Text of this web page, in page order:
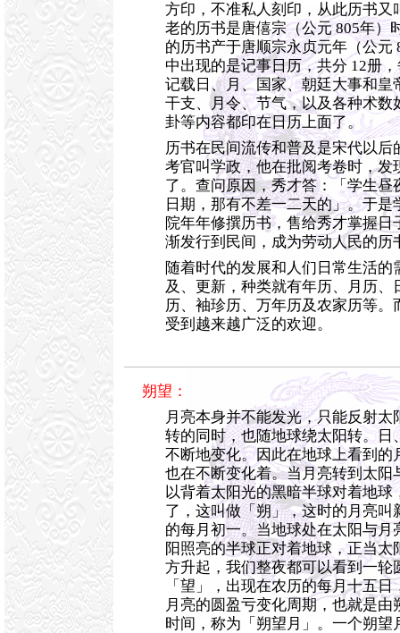
方印，不准私人刻印，从此历书又
老的历书是唐僖宗（公元 805年）
的历书产于唐顺宗永贞元年（公元
中出现的是记事日历，共分 12册
记载日、月、国家、朝廷大事和皇
干支、月令、节气，以及各种术数
卦等内容都印在日历上面了。
历书在民间流传和普及是宋代以后
考官叫学政，他在批阅考卷时，发
了。查问原因，秀才答：「学生昼
日期，那有不差一二天的」。于
院年年修撰历书，售给秀才掌握日
渐发行到民间，成为劳动人民的历
随着时代的发展和人们日常生活的
及、更新，种类就有年历、月历、
历、袖珍历、万年历及农家历等。
受到越来越广泛的欢迎。
朔望：
月亮本身并不能发光，只能反射
转的同时，也随地球绕太阳转。日
不断地变化。因此在地球上看到的
也在不断变化着。当月亮转到太阳
以背着太阳光的黑暗半球对着地球
了，这叫做「朔」，这时的月亮叫
的每月初一。当地球处在太阳与月
阳照亮的半球正对着地球，正当太
方升起，我们整夜都可以看到一轮
「望」，出现在农历的每月十五
月亮的圆盈亏变化周期，也就是
时间，称为「朔望月」。一个朔望